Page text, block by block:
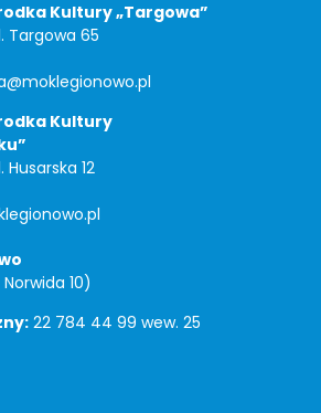
Kultury „Targowa”
Targowa 65
Kultury
12
10)
22 784 44 99 wew. 25